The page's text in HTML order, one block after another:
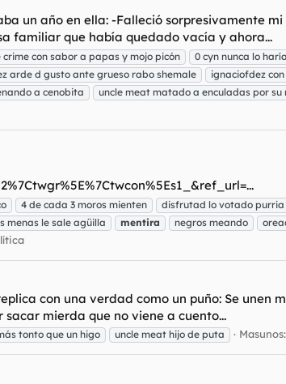
un año en ella: -Falleció sorpresivamente
familiar que había quedado vacía y ahora...
crime con sabor a papas y mojo picón
0 cyn nunca lo haría
arde d gusto ante grueso rabo shemale ignaciofdez
a cenobita
uncle meat matado a enculadas por su
4 de cada 3 moros mienten disfrutad lo votado purria
menas le sale agüilla mentira negros meando
con una verdad como un puño: Se unen
mierda que no viene a cuento...
tonto que un higo uncle meat hijo de puta